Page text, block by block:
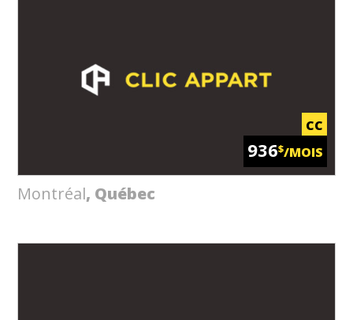
CC
936$/MOIS
Montréal, Québec